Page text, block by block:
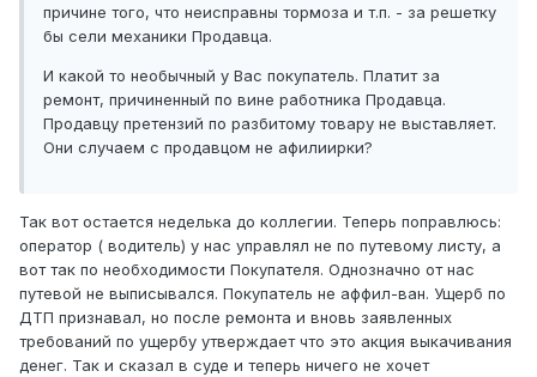
причине того, что неисправны тормоза и т.п. - за решетку
бы сели механики Продавца.
И какой то необычный у Вас покупатель. Платит за
ремонт, причиненный по вине работника Продавца.
Продавцу претензий по разбитому товару не выставляет.
Они случаем с продавцом не афилиирки?
Так вот остается неделька до коллегии. Теперь поправлюсь:
оператор ( водитель) у нас управлял не по путевому листу, а
вот так по необходимости Покупателя. Однозначно от нас
путевой не выписывался. Покупатель не аффил-ван. Ущерб по
ДТП признавал, но после ремонта и вновь заявленных
требований по ущербу утверждает что это акция выкачивания
денег. Так и сказал в суде и теперь ничего не хочет